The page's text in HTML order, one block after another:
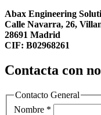
Abax Engineering
Calle Navarra, 26,
28691 Madrid
CIF: B02968261
Contacta con
Contacto General
Nombre *